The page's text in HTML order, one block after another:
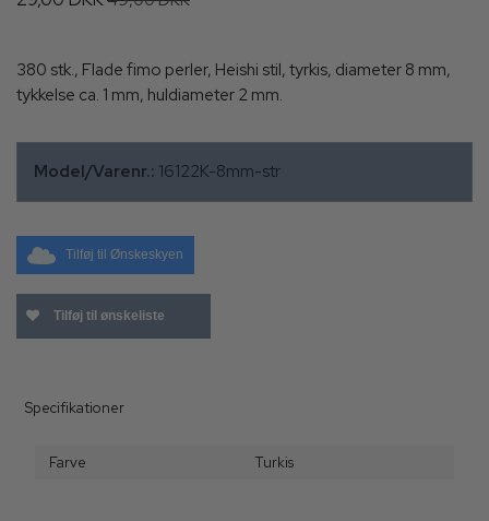
380 stk., Flade fimo perler, Heishi stil, tyrkis, diameter 8 mm,
tykkelse ca. 1 mm, huldiameter 2 mm.
Model/Varenr.: 16122K-8mm-str
Tilføj til Ønskeskyen
Tilføj til ønskeliste
Specifikationer
Farve Turkis